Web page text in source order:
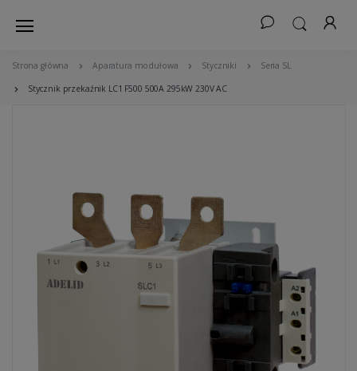
Strona główna Aparatura modułowa Styczniki Seria SL
Stycznik przekaźnik LC1 F500 500A 295kW 230V AC